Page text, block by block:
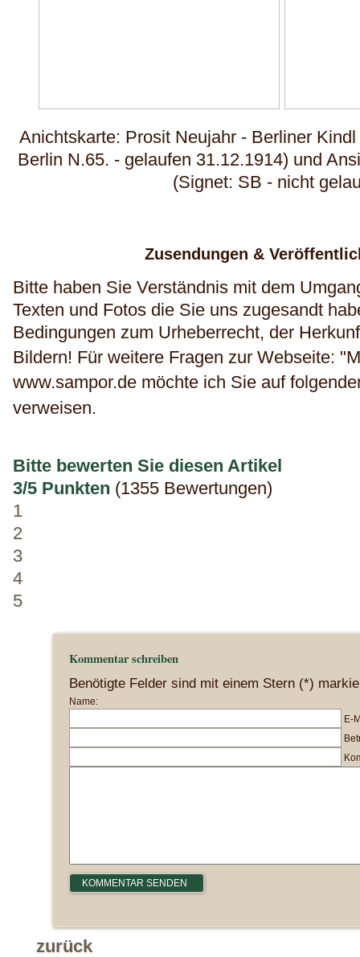
Anichtskarte: Prosit Neujahr - Berliner
Berlin N.65. - gelaufen 31.12.1914) und
(Signet: SB - nicht
Zusendungen &
Bitte haben Sie Verständnis mit dem
Texten und Fotos die Sie uns zugesandt
Bedingungen zum Urheberrecht, der
Bildern! Für weitere Fragen zur Webseite:
www.sampor.de möchte ich Sie auf
verweisen.
Bitte bewerten Sie diesen Artikel
3/5 Punkten (1355 Bewertungen)
1
2
3
4
5
Kommentar schreiben
Benötigte Felder sind mit einem Stern (*)
Name:
E-
zurück